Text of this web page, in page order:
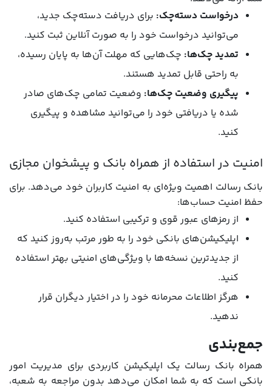
درخواست دسته‌چک: برای دریافت دسته‌چک جدید،
می‌توانید درخواست خود را به صورت آنلاین ثبت کنید.
تمدید چک‌ها: چک‌هایی که مهلت آن‌ها به پایان رسیده،
به راحتی قابل تمدید هستند.
پیگیری وضعیت چک‌ها: وضعیت تمامی چک‌های صادر
شده یا دریافتی خود را می‌توانید مشاهده و پیگیری
کنید.
امنیت در استفاده از همراه بانک و پیشخوان مجازی
بانک رسالت اهمیت ویژه‌ای به امنیت کاربران خود می‌دهد. برای
حفظ امنیت حساب‌ها:
از رمزهای عبور قوی و ترکیبی استفاده کنید.
اپلیکیشن‌های بانکی خود را به طور مرتب به‌روز کنید که
از جدیدترین نسخه‌ها با ویژگی‌های امنیتی بهتر استفاده
کنید.
هرگز اطلاعات محرمانه خود را در اختیار دیگران قرار
ندهید.
جمع‌بندی
همراه بانک رسالت یک اپلیکیشن کاربردی برای مدیریت امور
بانکی است که به شما امکان می‌دهد بدون مراجعه به شعبه،